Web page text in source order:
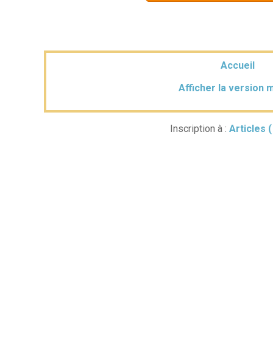
Accueil
Afficher la version
Inscription à :Articles